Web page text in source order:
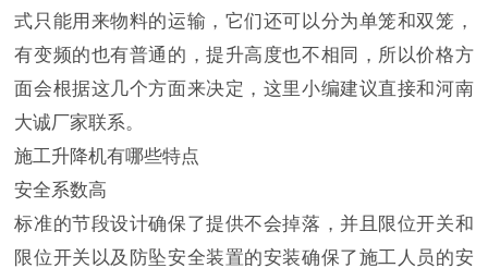
式只能用来物料的运输，它们还可以分为单笼和双笼，
有变频的也有普通的，提升高度也不相同，所以价格方
面会根据这几个方面来决定，这里小编建议直接和河南
大诚厂家联系。
施工升降机有哪些特点
安全系数高
标准的节段设计确保了提供不会掉落，并且限位开关和
限位开关以及防坠安全装置的安装确保了施工人员的安